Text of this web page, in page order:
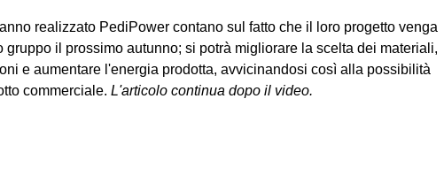
realizzato PediPower contano sul fatto che il loro progetto venga
gruppo il prossimo autunno; si potrà migliorare la scelta dei materiali,
e aumentare l'energia prodotta, avvicinandosi così alla possibilità
commerciale. L'articolo continua dopo il video.